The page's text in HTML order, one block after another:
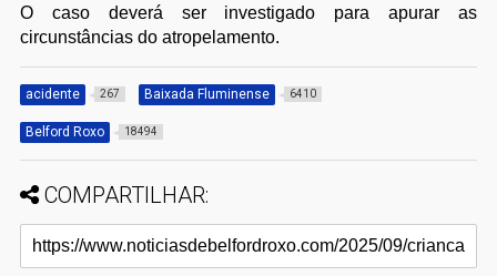
O caso deverá ser investigado para apurar as
circunstâncias do atropelamento.
acidente 267 Baixada Fluminense 6410
Belford Roxo 18494
COMPARTILHAR: